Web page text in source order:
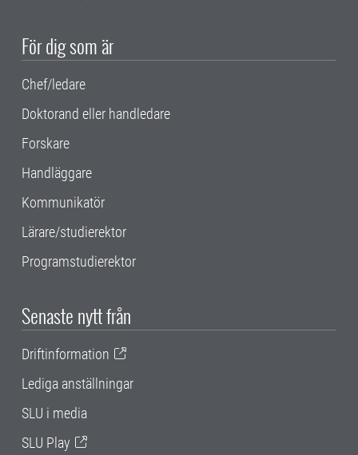
För dig som är
Chef/ledare
Doktorand eller handledare
Forskare
Handläggare
Kommunikatör
Lärare/studierektor
Programstudierektor
Senaste nytt från
Driftinformation
Lediga anställningar
SLU i media
SLU Play